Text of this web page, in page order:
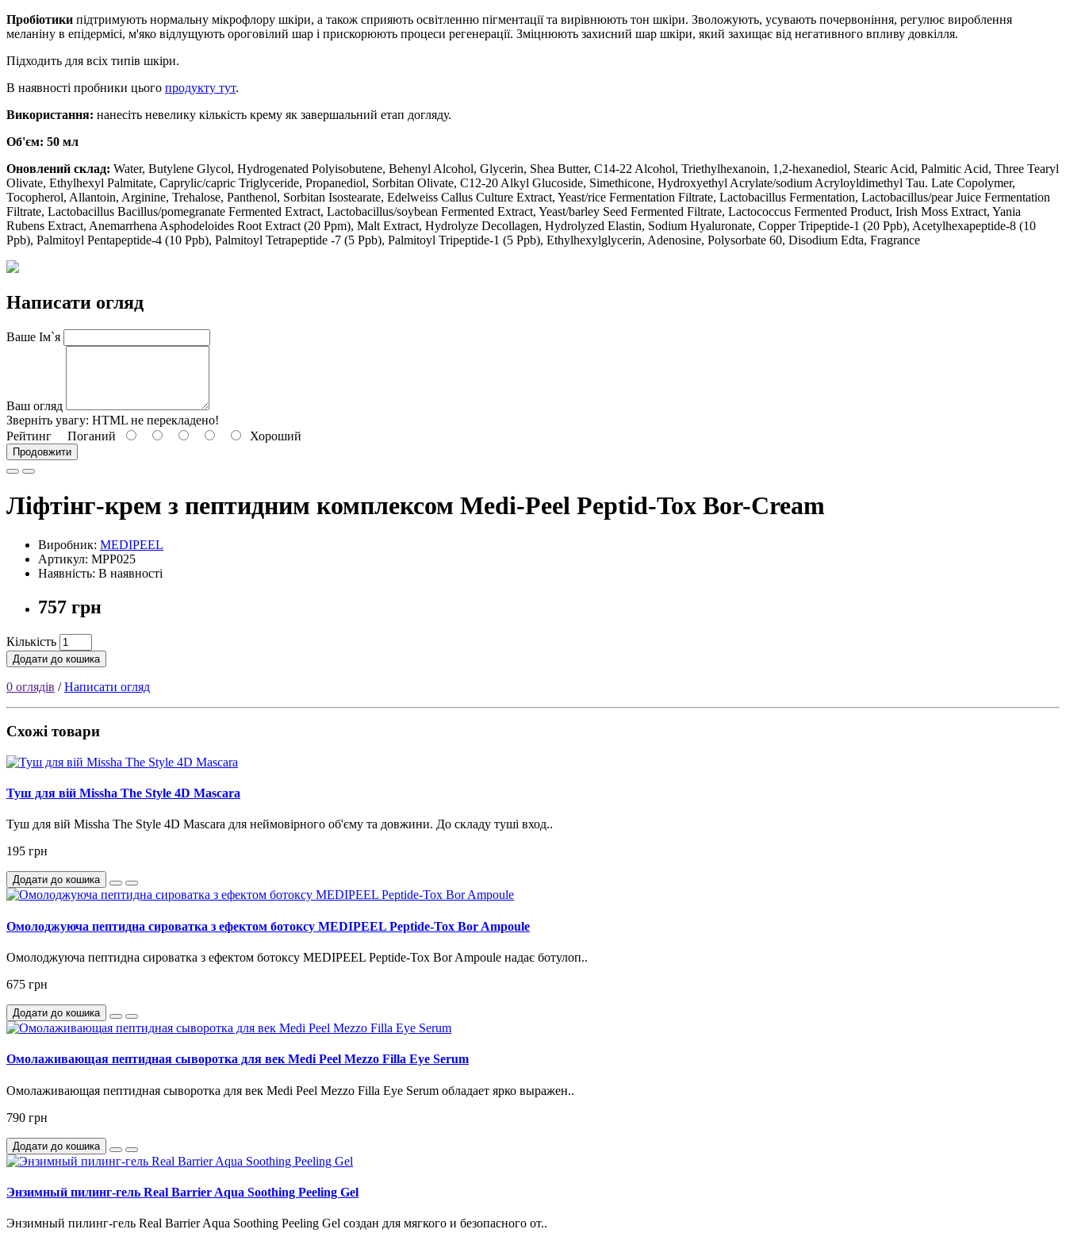
Пробіотики підтримують нормальну мікрофлору шкіри, а також сприяють освітленню пігментації та вирівнюють тон шкіри. Зволожують, усувають почервоніння, регулює вироблення
меланіну в епідермісі, м'яко відлущують ороговілий шар і прискорюють процеси регенерації. Зміцнюють захисний шар шкіри, який захищає від негативного впливу довкілля.
Підходить для всіх типів шкіри.
В наявності пробники цього продукту тут.
Використання: нанесіть невелику кількість крему як завершальний етап догляду.
Об'єм: 50 мл
Оновлений склад: Water, Butylene Glycol, Hydrogenated Polyisobutene, Behenyl Alcohol, Glycerin, Shea Butter, C14-22 Alcohol, Triethylhexanoin, 1,2-hexanediol, Stearic Acid, Palmitic Acid, Three Tearyl
Olivate, Ethylhexyl Palmitate, Caprylic/capric Triglyceride, Propanediol, Sorbitan Olivate, C12-20 Alkyl Glucoside, Simethicone, Hydroxyethyl Acrylate/sodium Acryloyldimethyl Tau. Late Copolymer,
Tocopherol, Allantoin, Arginine, Trehalose, Panthenol, Sorbitan Isostearate, Edelweiss Callus Culture Extract, Yeast/rice Fermentation Filtrate, Lactobacillus Fermentation, Lactobacillus/pear Juice Fermentation
Filtrate, Lactobacillus Bacillus/pomegranate Fermented Extract, Lactobacillus/soybean Fermented Extract, Yeast/barley Seed Fermented Filtrate, Lactococcus Fermented Product, Irish Moss Extract, Yania
Rubens Extract, Anemarrhena Asphodeloides Root Extract (20 Ppm), Malt Extract, Hydrolyze Decollagen, Hydrolyzed Elastin, Sodium Hyaluronate, Copper Tripeptide-1 (20 Ppb), Acetylhexapeptide-8 (10
Ppb), Palmitoyl Pentapeptide-4 (10 Ppb), Palmitoyl Tetrapeptide -7 (5 Ppb), Palmitoyl Tripeptide-1 (5 Ppb), Ethylhexylglycerin, Adenosine, Polysorbate 60, Disodium Edta, Fragrance
Написати огляд
Ваше Ім`я
Ваш огляд
Зверніть увагу: HTML не перекладено!
Рейтинг Поганий Хороший
Продовжити
Ліфтінг-крем з пептидним комплексом Medi-Peel Peptid-Tox Bor-Cream
Виробник: MEDIPEEL
Артикул: MPP025
Наявність: В наявності
757 грн
Кількість
Додати до кошика
0 оглядів /Написати огляд
Схожі товари
Туш для вій Missha The Style 4D Mascara
Туш для вій Missha The Style 4D Mascara для неймовірного об'єму та довжини. До складу туші вход..
195 грн
Додати до кошика
Омолоджуюча пептидна сироватка з ефектом ботоксу MEDIPEEL Peptide-Tox Bor Ampoule
Омолоджуюча пептидна сироватка з ефектом ботоксу MEDIPEEL Peptide-Tox Bor Ampoule надає ботулоп..
675 грн
Додати до кошика
Омолаживающая пептидная сыворотка для век Medi Peel Mezzo Filla Eye Serum
Омолаживающая пептидная сыворотка для век Medi Peel Mezzo Filla Eye Serum обладает ярко выражен..
790 грн
Додати до кошика
Энзимный пилинг-гель Real Barrier Aqua Soothing Peeling Gel
Энзимный пилинг-гель Real Barrier Aqua Soothing Peeling Gel создан для мягкого и безопасного от..